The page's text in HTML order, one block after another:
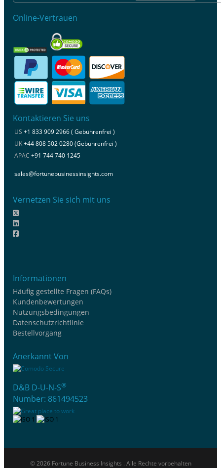
Online-Vertrauen
Kontaktieren Sie uns
US +1 833 909 2966 ( Gebührenfrei )
UK+44 808 502 0280 (Gebührenfrei )
APAC +91 744 740 1245
sales@fortunebusinessinsights.com
Vernetzen Sie sich mit uns
Informationen
Häufig gestellte Fragen (FAQs)
Kundenbewertungen
Nutzungsbedingungen
Datenschutzrichtlinie
Bestellvorgang
Anerkannt Von
D&B D-U-N-S®
Number: 861494523
© 2026 Fortune Business Insights . Alle Rechte vorbehalten